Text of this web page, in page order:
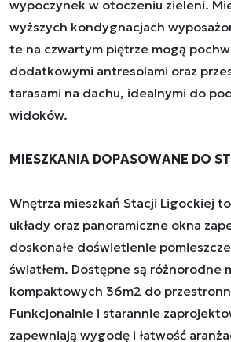
wypoczynek w otoczeniu zieleni.
wyższych kondygnacjach
te na czwartym piętrze mogą
dodatkowymi antresolami oraz
tarasami na dachu, idealnymi do
widoków.
MIESZKANIA DOPASOWANE DO
Wnętrza mieszkań Stacji Ligockiej
układy oraz panoramiczne okna
doskonałe doświetlenie
światłem. Dostępne są różnorodne
kompaktowych 36m2 do
Funkcjonalnie i starannie
zapewniają wygodę i łatwość